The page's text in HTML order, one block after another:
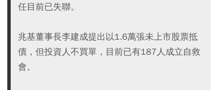
任目前已失聯。
兆基董事長李建成提出以1.6萬張未上市股票抵
債，但投資人不買單，目前已有187人成立自救
會。